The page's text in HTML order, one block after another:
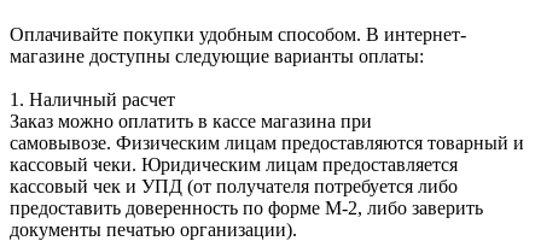
Оплачивайте покупки удобным способом. В интернет-
магазине доступны следующие варианты оплаты:
1. Наличный расчет
Заказ можно оплатить в кассе магазина при
самовывозе. Физическим лицам предоставляются товарный и
кассовый чеки. Юридическим лицам предоставляется
кассовый чек и УПД (от получателя потребуется либо
предоставить доверенность по форме М-2, либо заверить
документы печатью организации).